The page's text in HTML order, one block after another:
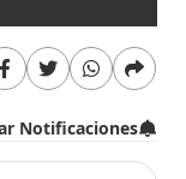
Notificaciones